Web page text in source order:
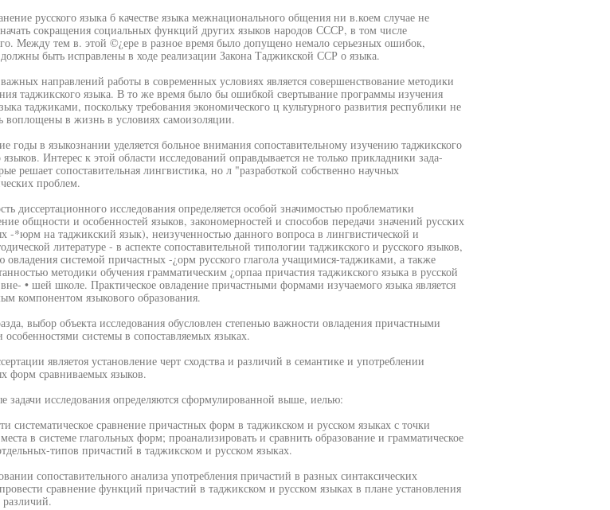
русского языка б качестве языка межнационального общения ни в.коем случае не
сокращения социальных функций других языков народов СССР, в том числе
Между тем в. этой ©¿ере в разное время было допущено немало серьезных ошибок,
быть исправлены в ходе реализации Закона Таджикской ССР о языка.
направлений работы в современных условиях является совершенствование методики
таджикского языка. В то же время было бы ошибкой свертывание программы изучения
таджиками, поскольку требования экономического ц культурного развития республики не
воплощены в жизнь в условиях самоизоляции.
годы в языкознании уделяется больное внимания сопоставительному изучению таджикского
языков. Интерес к этой области исследований оправдывается не только прикладники зада-
решает сопоставительная лингвистика, но л "разработкой собственно научных
проблем.
диссертационного исследования определяется особой значимостью проблематики
общности и особенностей языков, закономерностей и способов передачи значений русских
-*юрм на таджикский язык), неизученностью данного вопроса в лингвистической и
литературе - в аспекте сопоставительной типологии таджикского и русского языков,
овладения системой причастных -¿орм русского глагола учащимися-таджиками, а также
методики обучения грамматическим ¿орпаа причастия таджикского языка в русской
• шей школе. Практическое овладение причастными формами изучаемого языка является
компонентом языкового образования.
выбор объекта исследования обусловлен степенью важности овладения причастными
системы в сопоставляемых языках.
являетоя установление черт сходства и различий в семантике и употреблении
форм сравниваемых языков.
задачи исследования определяются сформулированной выше, иелью:
систематическое сравнение причастных форм в таджикском и русском языках с точки
в системе глагольных форм; проанализировать и сравнить образование и грамматическое
типов причастий в таджикском и русском языках.
сопоставительного анализа употребления причастий в разных синтаксических
сравнение функций причастий в таджикском и русском языках в плане установления
различий.